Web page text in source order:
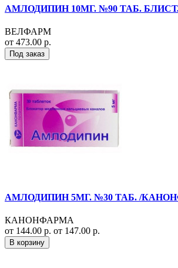
АМЛОДИПИН 10МГ. №90 ТАБ.
ВЕЛФАРМ
от 473.00 р.
Под заказ
АМЛОДИПИН 5МГ. №30 ТАБ. /
КАНОНФАРМА
от 144.00 р. от 147.00 р.
В корзину